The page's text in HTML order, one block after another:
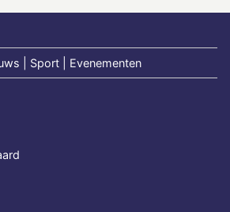
| Sport | Evenementen